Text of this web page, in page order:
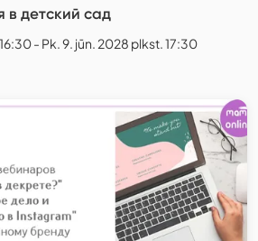
в детский сад
- Pk. 9. jūn. 2028 plkst. 17:30